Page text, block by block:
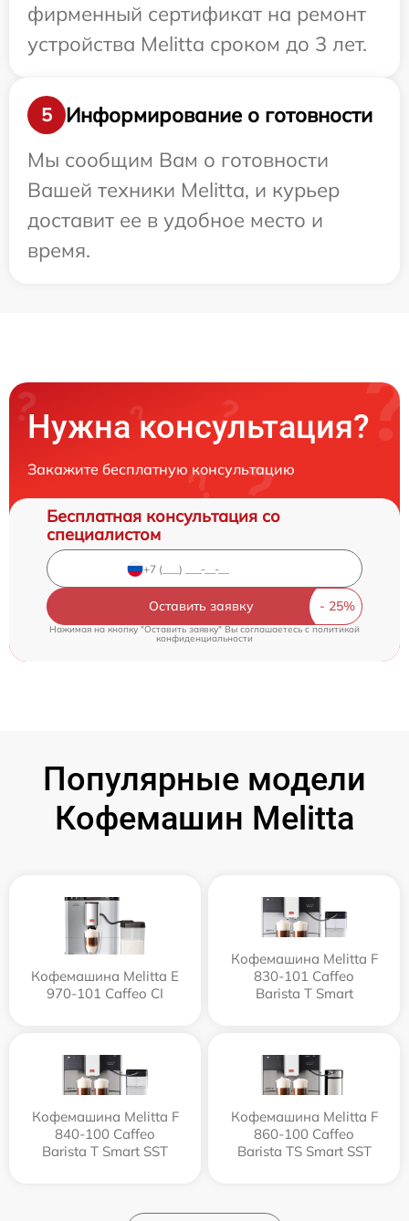
фирменный сертификат на ремонт
устройства Melitta сроком до 3 лет.
5
Информирование о готовности
Мы сообщим Вам о готовности
Вашей техники Melitta, и курьер
доставит ее в удобное место и
время.
Нужна консультация?
Закажите бесплатную консультацию
Бесплатная консультация со
специалистом
Оставить заявку
Нажимая на кнопку "Оставить заявку" Вы соглашаетесь cполитикой
конфиденциальности
Популярные модели
Кофемашин Melitta
Кофемашина Melitta Е
970-101 Caffeo CI
Кофемашина Melitta F
830-101 Caffeo
Barista T Smart
Кофемашина Melitta F
840-100 Caffeo
Barista T Smart SST
Кофемашина Melitta F
860-100 Caffeo
Barista TS Smart SST